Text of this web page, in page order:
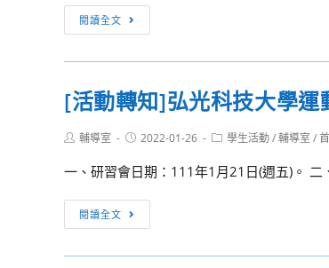
讀
心
作
比
賽
關
事
國
中
學
校
小
論
文
閱讀全文
動
轉
亞
大
學
學
[活動轉知]弘光科技大學
Post輔導室
Post2022-01-26
Post學生活動/輔導室 /
一、研習會日期：111年1月21日(週五)。
閱讀全文
動
轉